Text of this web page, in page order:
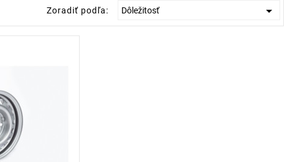
Zoradiť podľa: Dôležitosť 